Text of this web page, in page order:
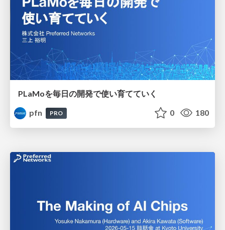
PLaMoを毎日の開発で使い育てていく
pfn
PRO 0 180